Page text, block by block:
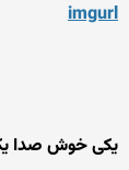
imgurl
یکی خوش صدا